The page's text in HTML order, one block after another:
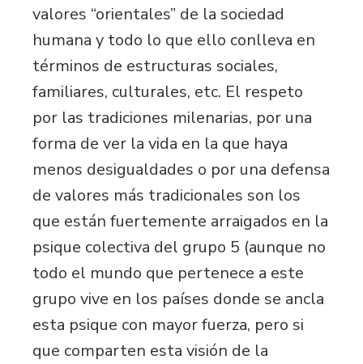
valores “orientales” de la sociedad
humana y todo lo que ello conlleva en
términos de estructuras sociales,
familiares, culturales, etc. El respeto
por las tradiciones milenarias, por una
forma de ver la vida en la que haya
menos desigualdades o por una defensa
de valores más tradicionales son los
que están fuertemente arraigados en la
psique colectiva del grupo 5 (aunque no
todo el mundo que pertenece a este
grupo vive en los países donde se ancla
esta psique con mayor fuerza, pero si
que comparten esta visión de la